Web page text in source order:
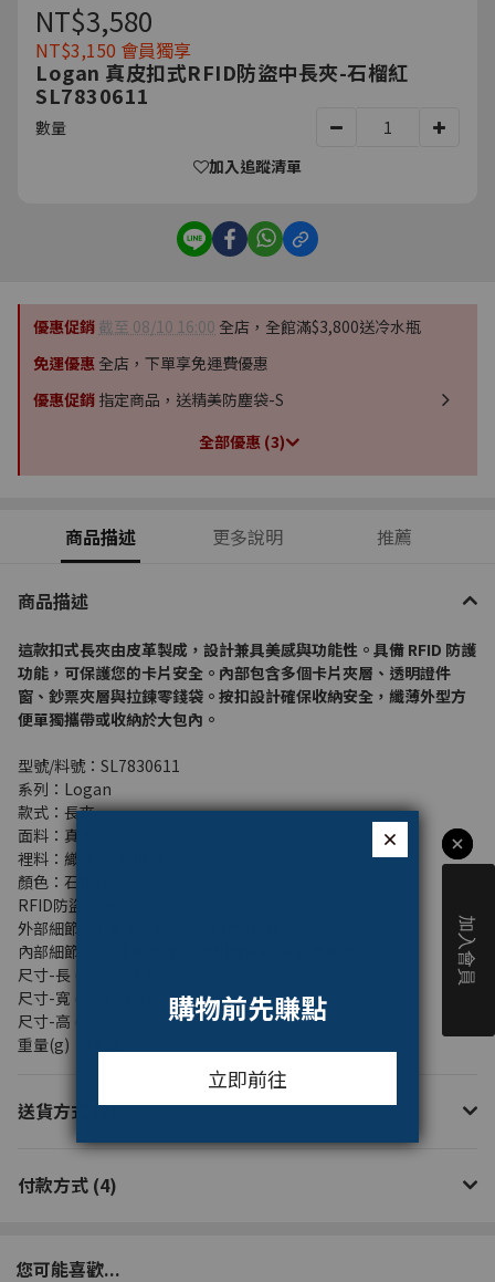
NT$3,580
NT$3,150 會員獨享
Logan 真皮扣式RFID防盜中長夾-石榴紅
SL7830611
數量
加入追蹤清單
優惠促銷 截至 08/10 16:00 全店，全館滿$3,800送冷水瓶
免運優惠 全店，下單享免運費優惠
優惠促銷 指定商品，送精美防塵袋-S
全部優惠 (3)
商品描述 更多說明 推薦
商品描述
這款扣式長夾由皮革製成，設計兼具美感與功能性。具備 RFID 防護
功能，可保護您的卡片安全。內部包含多個卡片夾層、透明證件
窗、鈔票夾層與拉鍊零錢袋。按扣設計確保收納安全，纖薄外型方
便單獨攜帶或收納於大包內。
型號/料號：SL7830611
系列：Logan
款式：長夾
面料：真皮
裡料：織品, 聚酯纖維
顏色：石榴紅
RFID防盜：Yes
外部細節：1 背面收納口袋, 1 拉鍊口袋
內部細節：12 信用卡槽, 1 透明證件格, 4 鈔票夾層
尺寸-長 (cm)：17.15
尺寸-寬 (cm)：1.91
尺寸-高 (cm)：8.9
重量(g)：142g
送貨方式 (2)
付款方式 (4)
您可能喜歡...